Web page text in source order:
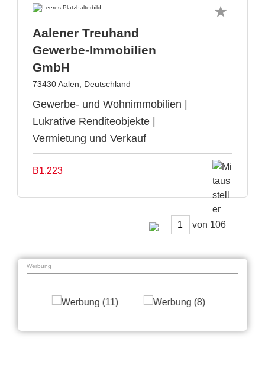
Aalener Treuhand
Gewerbe-Immobilien
GmbH
73430 Aalen, Deutschland
Gewerbe- und Wohnimmobilien |
Lukrative Renditeobjekte |
Vermietung und Verkauf
B1.223
von
Werbung